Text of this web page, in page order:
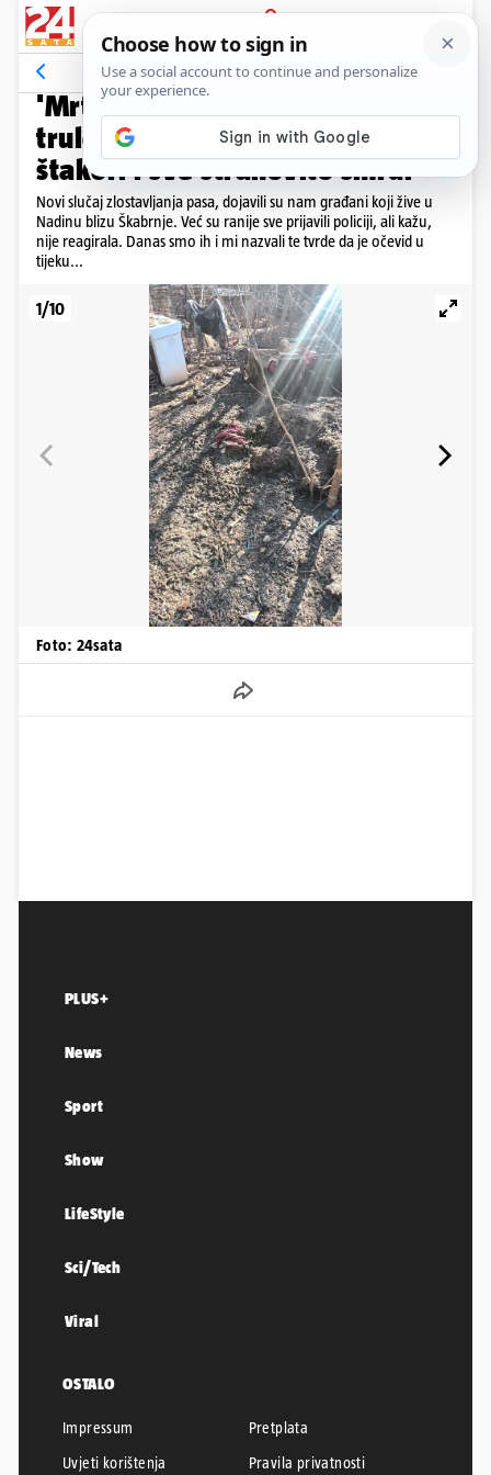
PRIJAVA
Galerija Komentari
HOROR KOD ŠKABRNJE
'Mrtvi psi vise s grana, živi jedu
trule iznutrice, a oko njih gmižu
štakori i sve strahovito smrdi'
Novi slučaj zlostavljanja pasa, dojavili su nam građani koji žive u
Nadinu blizu Škabrnje. Već su ranije sve prijavili policiji, ali kažu,
nije reagirala. Danas smo ih i mi nazvali te tvrde da je očevid u
tijeku...
1/10
Foto: 24sata
PLUS+
News
Sport
Show
LifeStyle
Sci/Tech
Viral
OSTALO
Impressum
Pretplata
Uvjeti korištenja
Pravila privatnosti